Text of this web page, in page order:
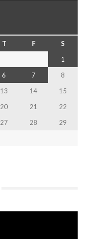
T F
S
1
6 7
8
13 14
15
20 21
22
27 28
29